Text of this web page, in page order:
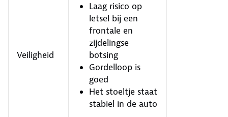
Veiligheid
Laag risico op
letsel bij een
frontale en
zijdelingse
botsing
Gordelloop is
goed
Het stoeltje staat
stabiel in de auto